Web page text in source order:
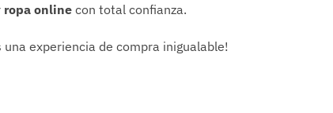
ropa online con total confianza.
una experiencia de compra inigualable!